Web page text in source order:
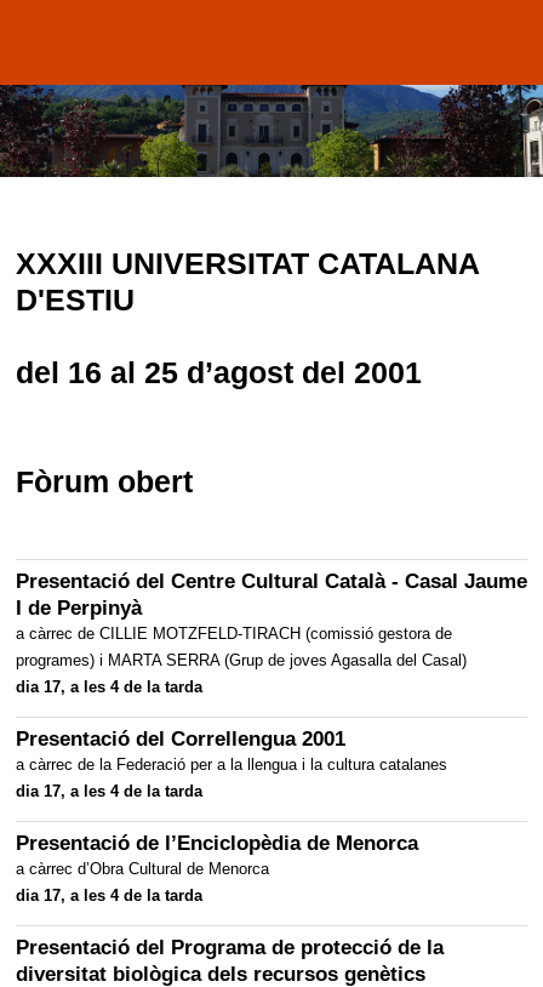
XXXIII UNIVERSITAT CATALANA
D'ESTIU
del 16 al 25 d’agost del 2001
Fòrum obert
Presentació del Centre Cultural Català - Casal Jaume
I de Perpinyà
a càrrec de CILLIE MOTZFELD-TIRACH (comissió gestora de
programes) i MARTA SERRA (Grup de joves Agasalla del Casal)
dia 17, a les 4 de la tarda
Presentació del Correllengua 2001
a càrrec de la Federació per a la llengua i la cultura catalanes
dia 17, a les 4 de la tarda
Presentació de l’Enciclopèdia de Menorca
a càrrec d’Obra Cultural de Menorca
dia 17, a les 4 de la tarda
Presentació del Programa de protecció de la
diversitat biològica dels recursos genètics